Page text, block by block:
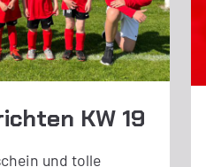
KW 19
und tolle